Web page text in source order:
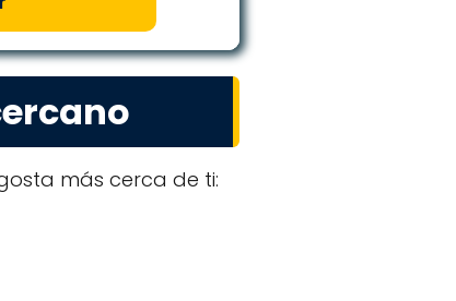
más cerca de ti: